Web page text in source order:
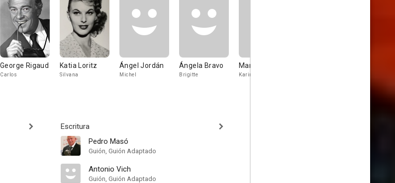
George Rigaud
Carlos
Katia Loritz
Silvana
Ángel Jordán
Michel
Ángela Bravo
Brigitte
Marta Padovan
Karin
Escritura
Pedro Masó
Guión, Guión Adaptado
Antonio Vich
Guión, Guión Adaptado